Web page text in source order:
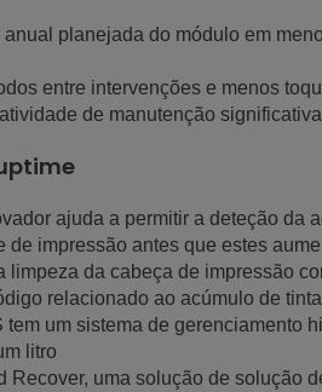
anual planejada do módulo em
entre intervenções e menos
de manutenção
ajuda a permitir a deteção da
de impressão antes que estes
limpeza da cabeça de impressão
relacionado ao acúmulo de tinta
tem um sistema de gerenciamento
litro
Recover, uma solução de solução